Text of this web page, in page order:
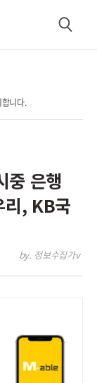
검
니다.
중 은행
, KB국
by. 정보수집가v